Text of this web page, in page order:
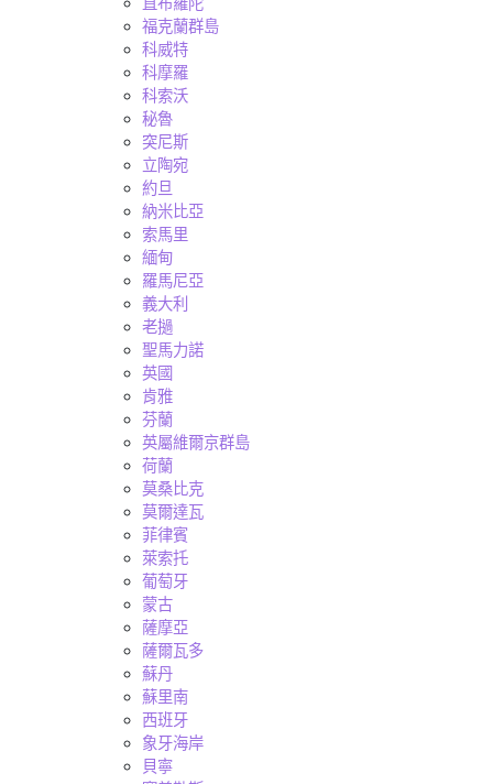
福克蘭群島
科威特
科摩羅
科索沃
秘魯
突尼斯
立陶宛
約旦
納米比亞
索馬里
緬甸
羅馬尼亞
義大利
老撾
聖馬力諾
英國
肯雅
芬蘭
英屬維爾京群島
荷蘭
莫桑比克
莫爾達瓦
菲律賓
萊索托
葡萄牙
蒙古
薩摩亞
薩爾瓦多
蘇丹
蘇里南
西班牙
象牙海岸
貝寧